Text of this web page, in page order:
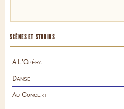
SCÈNES ET STUDIOS
A L'Opéra
Danse
Au Concert